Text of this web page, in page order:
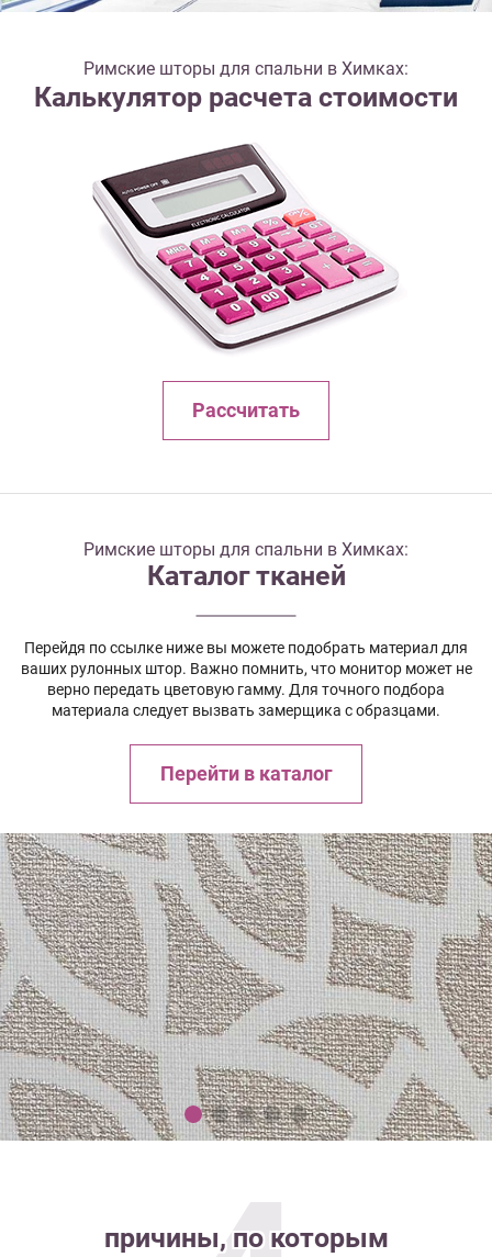
Римские шторы для спальни в Химках:
Калькулятор расчета стоимости
Рассчитать
Римские шторы для спальни в Химках:
Каталог тканей
Перейдя по ссылке ниже вы можете подобрать материал для
ваших рулонных штор. Важно помнить, что монитор может не
верно передать цветовую гамму. Для точного подбора
материала следует вызвать замерщика с образцами.
Перейти в каталог
причины, по которым